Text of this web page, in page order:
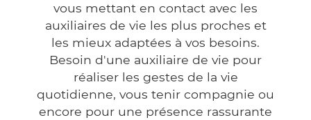
vous mettant en contact avec les
auxiliaires de vie les plus proches et
les mieux adaptées à vos besoins.
Besoin d'une auxiliaire de vie pour
réaliser les gestes de la vie
quotidienne, vous tenir compagnie ou
encore pour une présence rassurante